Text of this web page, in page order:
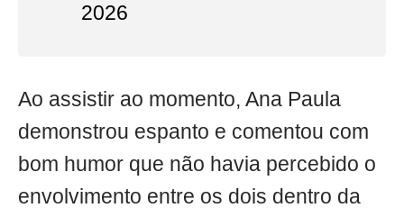
2026
Ao assistir ao momento, Ana Paula
demonstrou espanto e comentou com
bom humor que não havia percebido o
envolvimento entre os dois dentro da